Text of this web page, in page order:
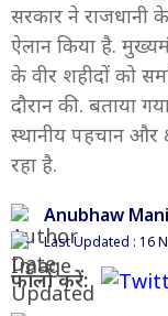
सरकार ने राजधानी
ऐलान किया है.
के वीर शहीदों को
दौरान की. बताया
स्थानीय पहचान और
रहा है.
Anubhaw
Last Updated : 16
फॉलो करें: